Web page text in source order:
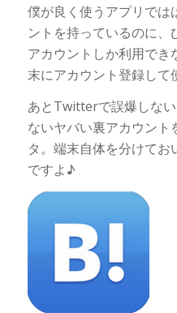
僕が良く使うアプリでは
ントを持っているのに
アカウントしか利用で
末にアカウント登録して
あとTwitterで誤爆しな
ないヤバい裏アカウント
タ。端末自体を分けて
ですよ♪